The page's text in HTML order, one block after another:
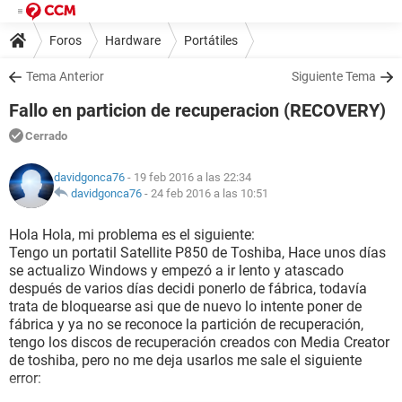
Foros Hardware Portátiles
Tema Anterior Siguiente Tema
Fallo en particion de recuperacion (RECOVERY)
Cerrado
davidgonca76 - 19 feb 2016 a las 22:34
davidgonca76 - 24 feb 2016 a las 10:51
Hola Hola, mi problema es el siguiente:
Tengo un portatil Satellite P850 de Toshiba, Hace unos días
se actualizo Windows y empezó a ir lento y atascado
después de varios días decidi ponerlo de fábrica, todavía
trata de bloquearse asi que de nuevo lo intente poner de
fábrica y ya no se reconoce la partición de recuperación,
tengo los discos de recuperación creados con Media Creator
de toshiba, pero no me deja usarlos me sale el siguiente
error: